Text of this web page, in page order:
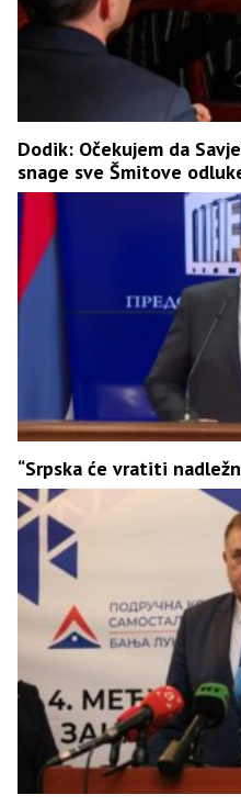
Dodik: Očekujem da
snage sve Šmitove
“Srpska će vratiti